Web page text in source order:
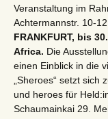
Veranstaltung im
Achtermannstr. 10-
FRANKFURT, bis
Africa. Die
einen Einblick in die
„Sheroes“ setzt
und heroes für
Schaumainkai 29.